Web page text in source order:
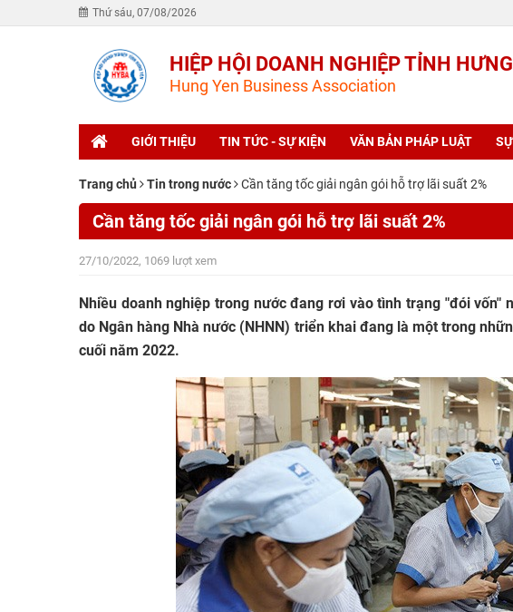
Thứ sáu, 07/08/2026
HIỆP HỘI DOANH NGHIỆP TỈNH
Hung Yen Business Association
GIỚI THIỆU TIN TỨC - SỰ KIỆN VĂN BẢN PHÁP LUẬT
Trang chủ Tin trong nước Cần tăng tốc giải ngân gói hỗ trợ lãi suất 2%
Cần tăng tốc giải ngân gói hỗ trợ lãi suất 2%
27/10/2022, 1069 lượt xem
Nhiều doanh nghiệp trong nước đang rơi vào tình trạng "đói
do Ngân hàng Nhà nước (NHNN) triển khai đang là một trong
cuối năm 2022.